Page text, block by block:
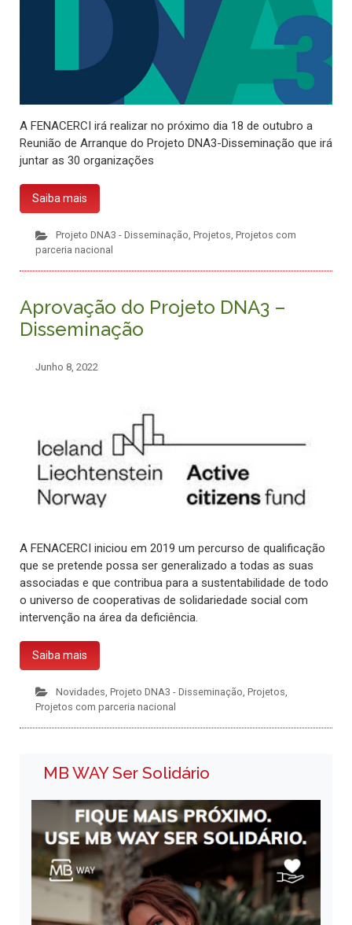
A FENACERCI irá realizar no próximo dia 18 de outubro a
Reunião de Arranque do Projeto DNA3-Disseminação que irá
juntar as 30 organizações
Saiba mais
Projeto DNA3 - Disseminação, Projetos, Projetos com
parceria nacional
Aprovação do Projeto DNA3 –
Disseminação
Junho 8, 2022
A FENACERCI iniciou em 2019 um percurso de qualificação
que se pretende possa ser generalizado a todas as suas
associadas e que contribua para a sustentabilidade de todo
o universo de cooperativas de solidariedade social com
intervenção na área da deficiência.
Saiba mais
Novidades Projeto DNA3 - Disseminação Projetos
Projetos com parceria nacional
MB WAY Ser Solidário